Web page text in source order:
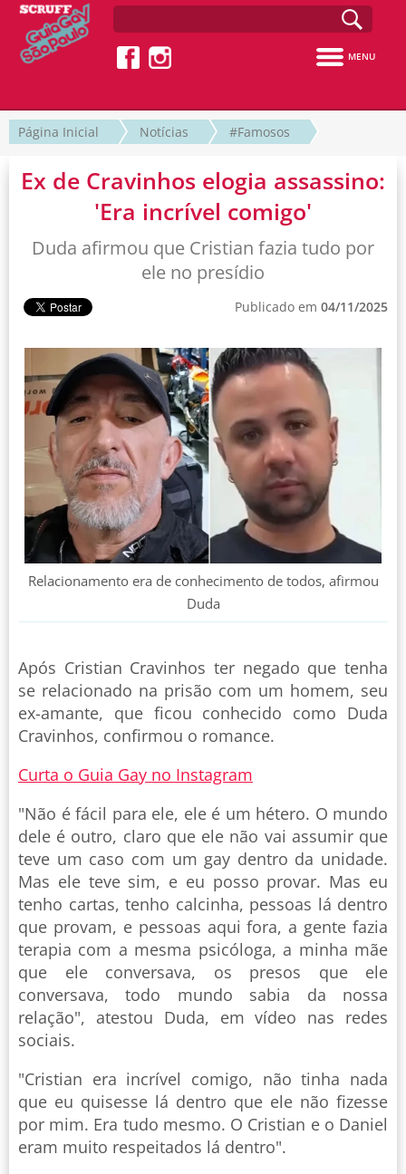
MENU
Página Inicial Notícias #Famosos
Ex de Cravinhos elogia assassino:
'Era incrível comigo'
Duda afirmou que Cristian fazia tudo por
ele no presídio
Publicado em 04/11/2025
Relacionamento era de conhecimento de todos, afirmou
Duda
Após Cristian Cravinhos ter negado que tenha
se relacionado na prisão com um homem, seu
ex-amante, que ficou conhecido como Duda
Cravinhos, confirmou o romance.
Curta o Guia Gay no Instagram
"Não é fácil para ele, ele é um hétero. O mundo
dele é outro, claro que ele não vai assumir que
teve um caso com um gay dentro da unidade.
Mas ele teve sim, e eu posso provar. Mas eu
tenho cartas, tenho calcinha, pessoas lá dentro
que provam, e pessoas aqui fora, a gente fazia
terapia com a mesma psicóloga, a minha mãe
que ele conversava, os presos que ele
conversava, todo mundo sabia da nossa
relação", atestou Duda, em vídeo nas redes
sociais.
"Cristian era incrível comigo, não tinha nada
que eu quisesse lá dentro que ele não fizesse
por mim. Era tudo mesmo. O Cristian e o Daniel
eram muito respeitados lá dentro".